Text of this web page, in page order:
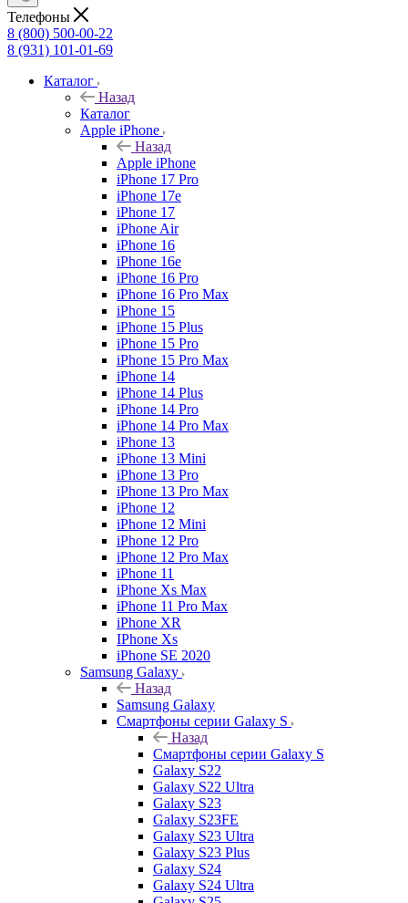
Телефоны
8 (800) 500-00-22
8 (931) 101-01-69
Каталог
Назад
Каталог
Apple iPhone
Назад
Apple iPhone
iPhone 17 Pro
iPhone 17e
iPhone 17
iPhone Air
iPhone 16
iPhone 16e
iPhone 16 Pro
iPhone 16 Pro Max
iPhone 15
iPhone 15 Plus
iPhone 15 Pro
iPhone 15 Pro Max
iPhone 14
iPhone 14 Plus
iPhone 14 Pro
iPhone 14 Pro Max
iPhone 13
iPhone 13 Mini
iPhone 13 Pro
iPhone 13 Pro Max
iPhone 12
iPhone 12 Mini
iPhone 12 Pro
iPhone 12 Pro Max
iPhone 11
iPhone Xs Max
iPhone 11 Pro Max
iPhone XR
IPhone Xs
iPhone SE 2020
Samsung Galaxy
Назад
Samsung Galaxy
Смартфоны серии Galaxy S
Назад
Смартфоны серии Galaxy S
Galaxy S22
Galaxy S22 Ultra
Galaxy S23
Galaxy S23FE
Galaxy S23 Ultra
Galaxy S23 Plus
Galaxy S24
Galaxy S24 Ultra